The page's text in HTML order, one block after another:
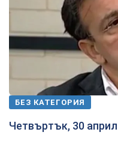
БЕЗ КАТЕГОРИЯ
Четвъртък, 30